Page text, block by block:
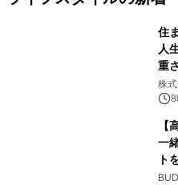
住
人
重
株
8
【
一
ト